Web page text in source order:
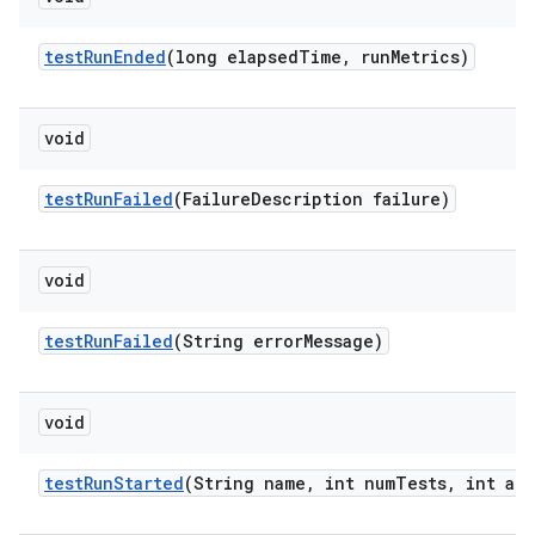
testRunEnded(long elapsedTime , runMetrics)
void
testRunFailed(FailureDescription failure)
void
testRunFailed(String errorMessage)
void
testRunStarted(String name , int numTests, int